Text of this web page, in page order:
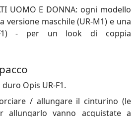
UOMO E DONNA: ogni modello
versione maschile (UR-M1) e una
F1) - per un look di coppia
Opis UR-F1.
/ allungare il cinturino (le
allungarlo vanno acquistate a